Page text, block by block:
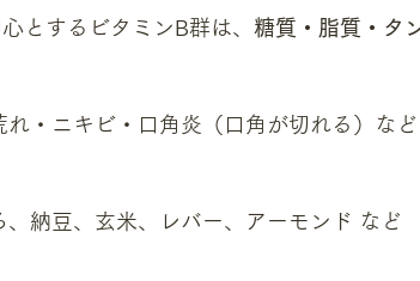
とするビタミンB群は、 糖質・脂質・タ
・ニキビ・口角炎（口角が切れる）な
、納豆、玄米、レバー、アーモンド など